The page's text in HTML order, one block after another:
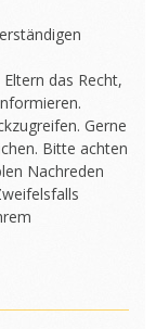
das Recht,
Gerne
Bitte achten
Nachreden